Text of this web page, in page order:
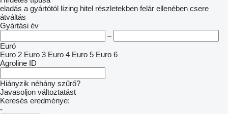
eladás a gyártótól lízing hitel részletekben felár ellenében csere
átváltás
Gyártási év
–
Euró
Euro 2 Euro 3 Euro 4 Euro 5 Euro 6
Agroline ID
Hiányzik néhány szűrő?
Javasoljon változtatást
Keresés eredménye:
-